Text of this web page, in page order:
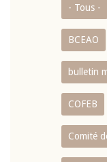
- Tous -
BCEAO
bulletin
COFEB
Comité